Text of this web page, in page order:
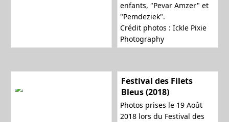
enfants, "Pevar Amzer" et
"Pemdeziek".
Crédit photos : Ickle Pixie
Photography
Festival des Filets
Bleus (2018)
Photos prises le 19 Août
2018 lors du Festival des